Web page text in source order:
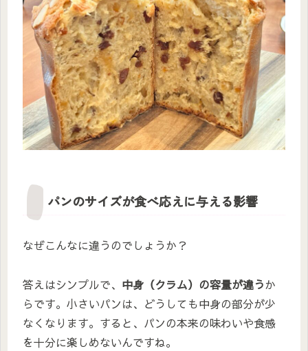
パンのサイズが食べ応えに与える影響
なぜこんなに違うのでしょうか？
答えはシンプルで、 中身（クラム）の容量が違うか
らです。小さいパンは、どうしても中身の部分が少
なくなります。すると、パンの本来の味わいや食感
を十分に楽しめないんですね。